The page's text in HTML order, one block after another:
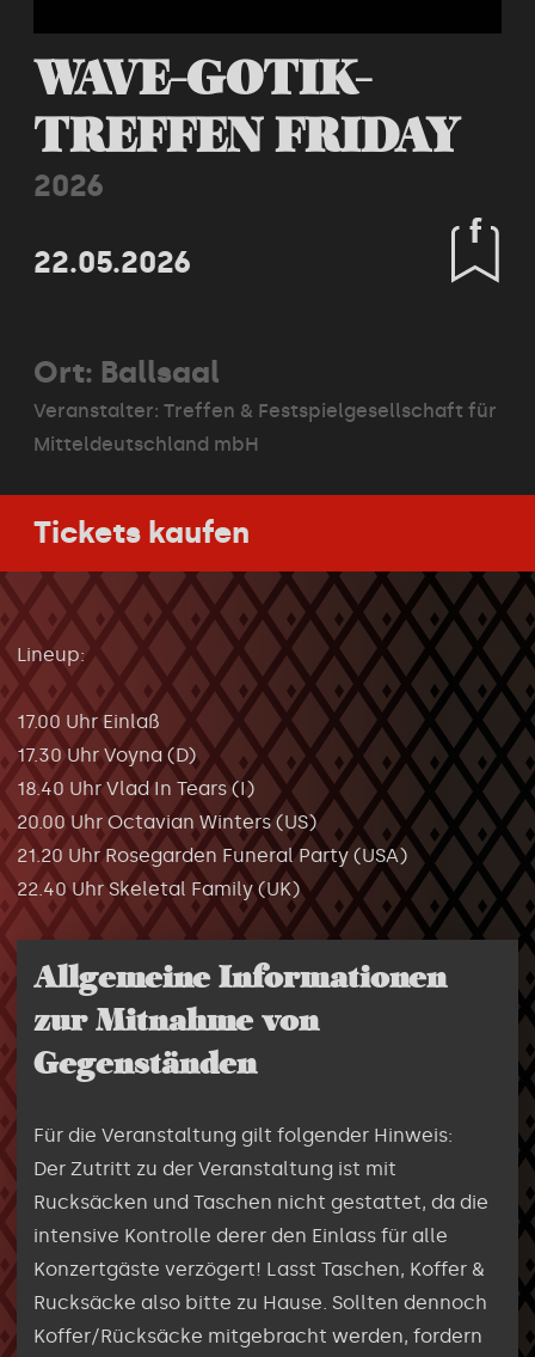
WAVE-GOTIK-
TREFFEN FRIDAY
2026
22.05.2026
Ort: Ballsaal
Veranstalter: Treffen & Festspielgesellschaft für
Mitteldeutschland mbH
Tickets kaufen
Lineup:
17.00 Uhr Einlaß
17.30 Uhr Voyna (D)
18.40 Uhr Vlad In Tears (I)
20.00 Uhr Octavian Winters (US)
21.20 Uhr Rosegarden Funeral Party (USA)
22.40 Uhr Skeletal Family (UK)
Allgemeine Informationen
zur Mitnahme von
Gegenständen
Für die Veranstaltung gilt folgender Hinweis:
Der Zutritt zu der Veranstaltung ist mit
Rucksäcken und Taschen nicht gestattet, da die
intensive Kontrolle derer den Einlass für alle
Konzertgäste verzögert! Lasst Taschen, Koffer &
Rucksäcke also bitte zu Hause. Sollten dennoch
Koffer/Rücksäcke mitgebracht werden, fordern